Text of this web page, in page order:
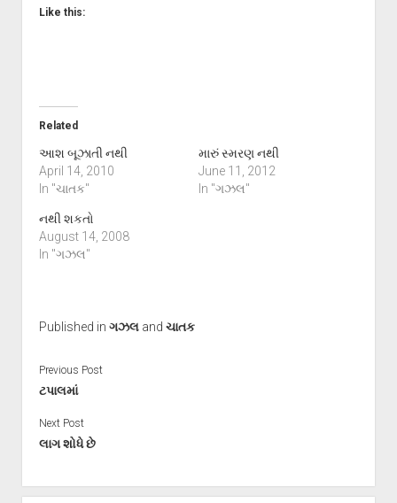
Like this:
Related
આશ બૂઝાતી નથી
April 14, 2010
In "ચાતક"
મારું સ્મરણ નથી
June 11, 2012
In "ગઝલ"
નથી શકતો
August 14, 2008
In "ગઝલ"
Published in ગઝલand ચાતક
Previous Post
ટપાલમાં
Next Post
લાગ શોધે છે